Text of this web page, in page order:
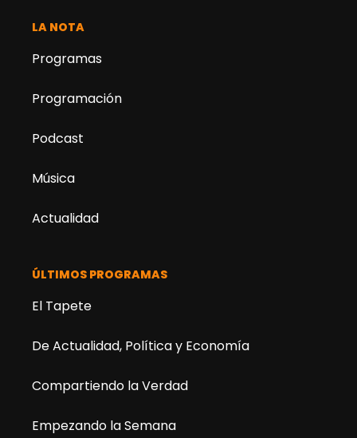
LA NOTA
Programas
Programación
Podcast
Música
Actualidad
ÚLTIMOS PROGRAMAS
El Tapete
De Actualidad, Política y Economía
Compartiendo la Verdad
Empezando la Semana